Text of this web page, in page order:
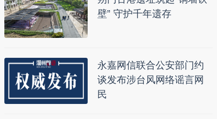
壁” 守护千年遗存
永嘉网信联合公安部门约
谈发布涉台风网络谣言网
民